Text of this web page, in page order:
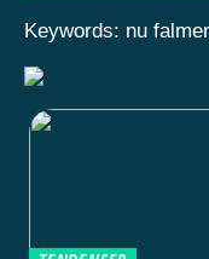
Keywords: nu